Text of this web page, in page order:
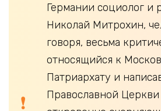
Германии социолог и
Николай Митрохин,
говоря, весьма
относящийся к
Патриархату и
Православной Церкви